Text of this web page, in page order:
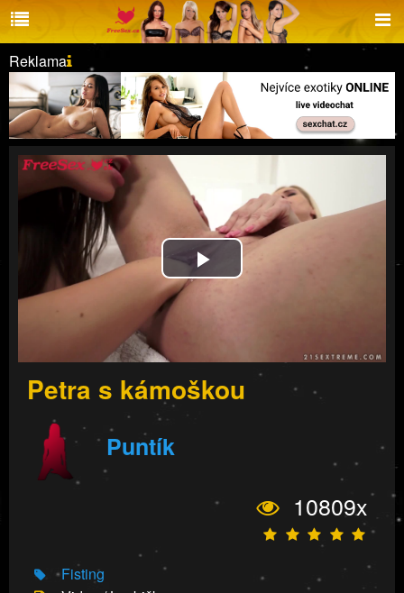
Reklama
Play
Video
Petra s kámoškou
Puntík
10809x
Fisting